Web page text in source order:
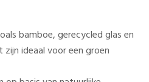
bamboe, gerecycled glas en
ideaal voor een groen